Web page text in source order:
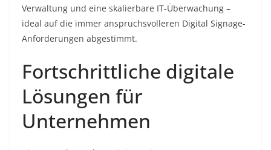
Verwaltung und eine skalierbare IT-Überwachung –
ideal auf die immer anspruchsvolleren Digital Signage-
Anforderungen abgestimmt.
Fortschrittliche digitale
Lösungen für
Unternehmen